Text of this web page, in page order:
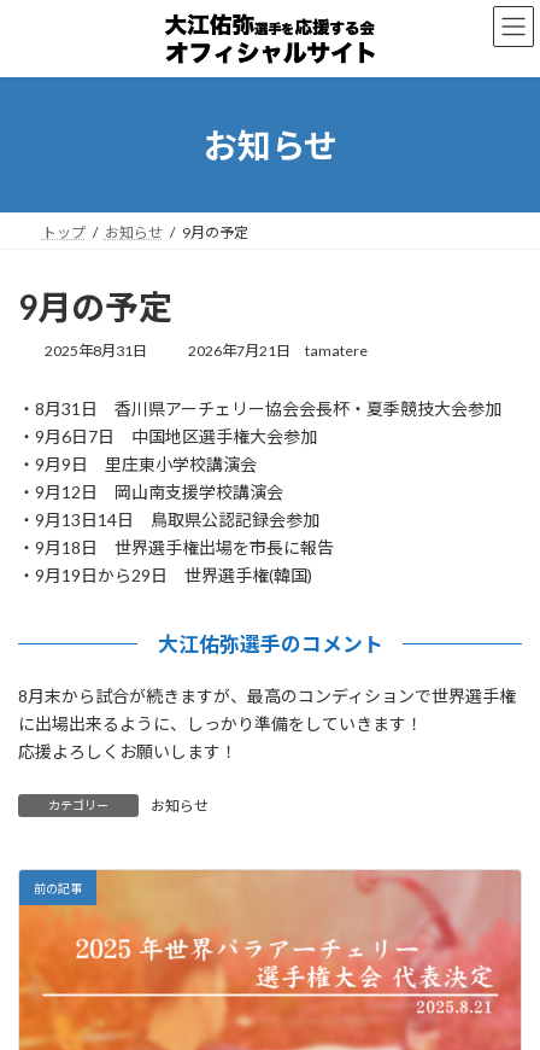
ン
ー
お知らせ
トップ お知らせ 9月の予定
9月の予定
2025年8月31日
最
新
日
時
2026年7月21日 tamatere
・8月31日 香川県アーチェリー協会会長杯・夏季競技大会参加
・9月6日7日 中国地区選手権大会参加
・9月9日 里庄東小学校講演会
・9月12日 岡山南支援学校講演会
・9月13日14日 鳥取県公認記録会参加
・9月18日 世界選手権出場を市長に報告
・9月19日から29日 世界選手権(韓国)
大江佑弥選手のコメント
8月末から試合が続きますが、最高のコンディションで世界選手権
に出場出来るように、しっかり準備をしていきます！
応援よろしくお願いします！
カテゴリー お知らせ
前の記事